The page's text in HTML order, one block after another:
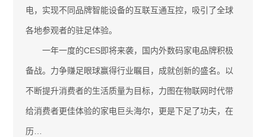
电，实现不同品牌智能设备的互联互通互控，吸引了全球
各地参观者的驻足体验。
一年一度的CES即将来袭，国内外数码家电品牌积极
备战。力争赚足眼球赢得行业瞩目，成就创新的盛名。以
不断提升消费者的生活质量为目标，力图在物联网时代带
给消费者更佳体验的家电巨头海尔，更是下足了功夫，在
历…